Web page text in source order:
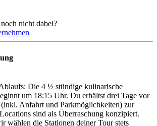
nicht dabei?
Die 4 ½ stündige kulinarische
um 18:15 Uhr. Du erhältst drei Tage vor
Anfahrt und Parkmöglichkeiten) zur
sind als Überraschung konzipiert.
wählen die Stationen deiner Tour stets